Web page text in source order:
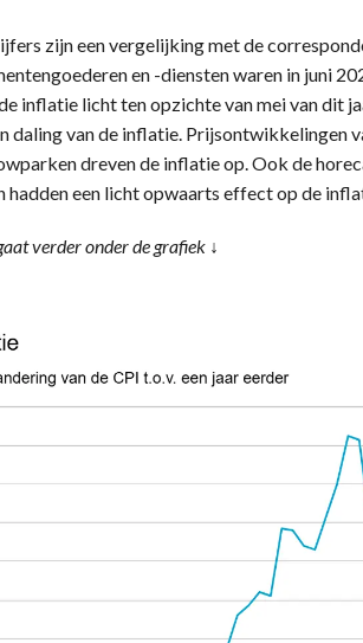
zijn een vergelijking met de
en -diensten waren in juni
inflatie licht ten opzichte van mei van dit
daling van de inflatie. Prijsontwikkelingen
dreven de inflatie op. Ook de
hadden een licht opwaarts effect op de
verder onder de grafiek ↓